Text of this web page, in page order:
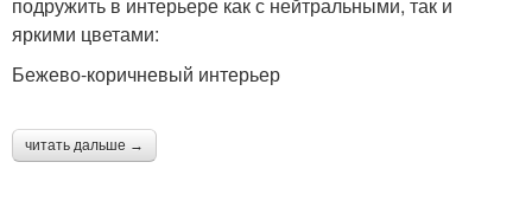
яркими цветами:
Бежево-коричневый интерьер
читать дальше →